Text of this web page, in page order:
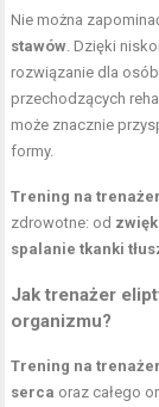
Nie można
stawów . Dzięki
rozwiązanie dla
przechodzących
może znacznie
formy.
Trening na
zdrowotne: od
spalanie tkanki
Jak trenażer
organizmu?
Trening na
serca oraz całego